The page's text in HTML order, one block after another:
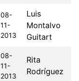
08-
11-
2013
Luis
Montalvo
Guitart
08-
11-
2013
Rita
Rodríguez